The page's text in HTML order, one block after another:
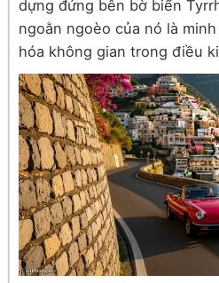
dựng đứng bên bờ biển
ngoằn ngoèo của nó là
hóa không gian trong điều